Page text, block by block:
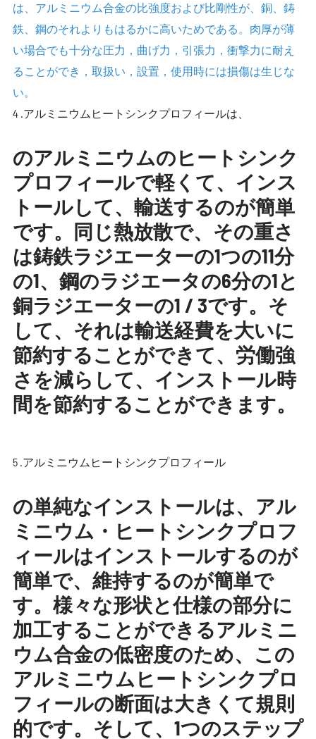
は、アルミニウム合金の比強度および比剛性が、銅、鋳
鉄、鋼のそれよりもはるかに高いためである。肉厚が薄
い場合でも十分な圧力，曲げ力，引張力，衝撃力に耐え
ることができ，取扱い，設置，使用時には損傷は生じな
い。
4 .アルミニウムヒートシンクプロフィールは、
のアルミニウムのヒートシンク
プロフィールで軽くて、インス
トールして、輸送するのが簡単
です。同じ熱放散で、その重さ
は鋳鉄ラジエーターの1つの11分
の1、鋼のラジエータの6分の1と
銅ラジエーターの1 / 3です。そ
して、それは輸送経費を大いに
節約することができて、労働強
さを減らして、インストール時
間を節約することができます。
5 .アルミニウムヒートシンクプロフィール
の単純なインストールは、アル
ミニウム・ヒートシンクプロフ
ィールはインストールするのが
簡単で、維持するのが簡単で
す。様々な形状と仕様の部分に
加工することができるアルミニ
ウム合金の低密度のため、この
アルミニウムヒートシンクプロ
フィールの断面は大きくて規則
的です。そして、1つのステップ